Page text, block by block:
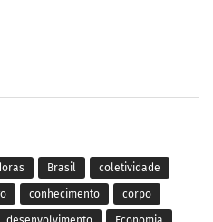
Brasil coletividade
conhecimento corpo